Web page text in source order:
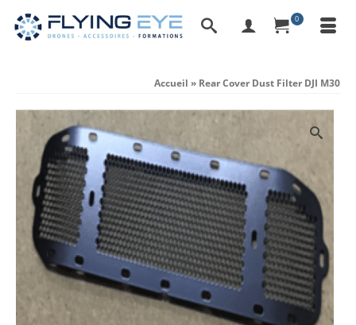
0
Accueil » Rear Cover Dust Filter DJI M30